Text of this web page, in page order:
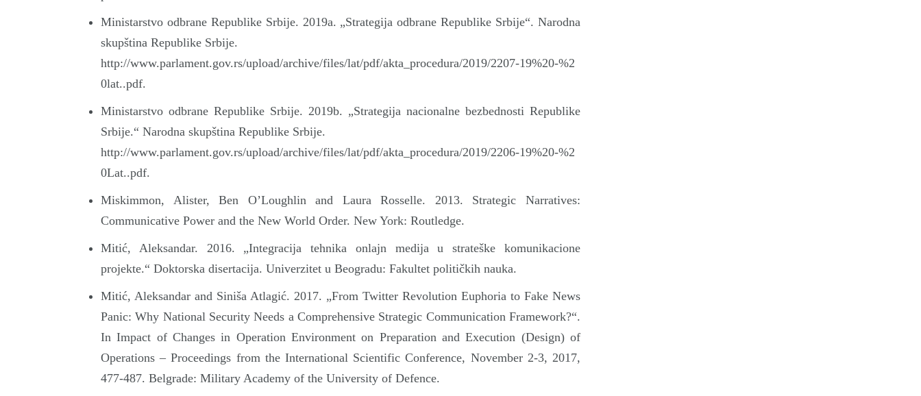
Ministarstvo odbrane Republike Srbije. 2019а. „Strategija odbrane Republike Srbije“. Narodna
skupština Republike Srbije.
http://www.parlament.gov.rs/upload/archive/files/lat/pdf/akta_procedura/2019/2207-19%20-%2
0lat..pdf.
Ministarstvo odbrane Republike Srbije. 2019b. „Strategija nacionalne bezbednosti Republike
Srbije.“ Narodna skupština Republike Srbije.
http://www.parlament.gov.rs/upload/archive/files/lat/pdf/akta_procedura/2019/2206-19%20-%2
0Lat..pdf.
Miskimmon, Alister, Ben O’Loughlin and Laura Rosselle. 2013. Strategic Narratives:
Communicative Power and the New World Order. New York: Routledge.
Mitić, Aleksandar. 2016. „Integracija tehnika onlajn medija u strateške komunikacione
projekte.“ Doktorska disertacija. Univerzitet u Beogradu: Fakultet političkih nauka.
Mitić, Aleksandar and Siniša Atlagić. 2017. „From Twitter Revolution Euphoria to Fake News
Panic: Why National Security Needs a Comprehensive Strategic Communication Framework?“.
In Impact of Changes in Operation Environment on Preparation and Execution (Design) of
Operations – Proceedings from the International Scientific Conference, November 2-3, 2017,
477-487. Belgrade: Military Academy of the University of Defence.